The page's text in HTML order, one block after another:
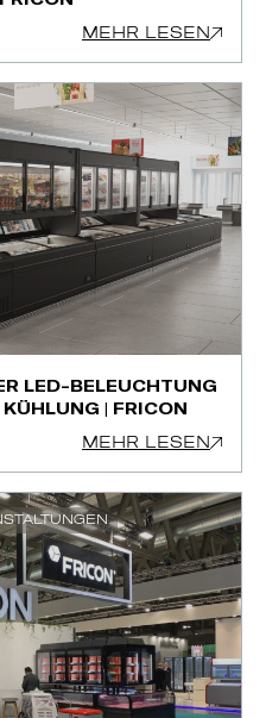
MEHR LESEN
LED-BELEUCHTUNG
| FRICON
MEHR LESEN